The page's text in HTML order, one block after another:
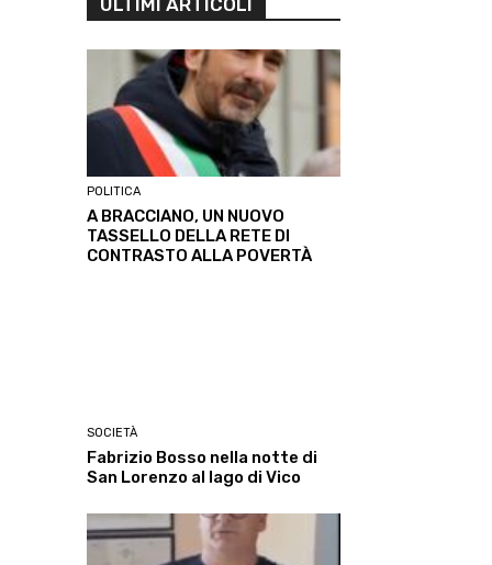
ULTIMI ARTICOLI
POLITICA
A BRACCIANO, UN NUOVO
TASSELLO DELLA RETE DI
CONTRASTO ALLA POVERTÀ
SOCIETÀ
Fabrizio Bosso nella notte di
San Lorenzo al lago di Vico